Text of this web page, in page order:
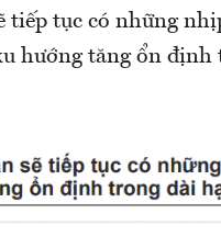
tiếp tục có những
hướng tăng ổn định